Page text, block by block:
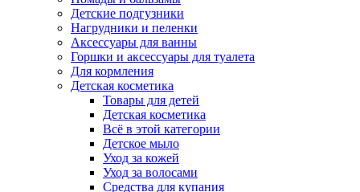
Детские подгузники
Нагрудники и пеленки
Аксессуары для ванны
Горшки и аксессуары для туалета
Для кормления
Детская косметика
Товары для детей
Детская косметика
Всё в этой категории
Детское мыло
Уход за кожей
Уход за волосами
Средства для купания